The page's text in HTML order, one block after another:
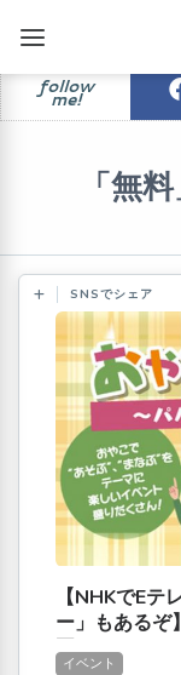
follow
me!
「無
SNSでシェア
【NHKでE
ー」もあるぞ
園
イベント